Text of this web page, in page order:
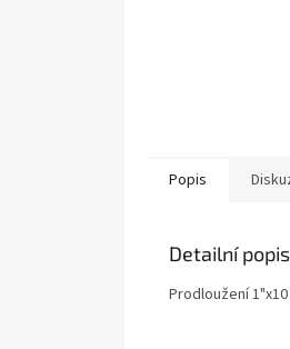
Popis
Detailní
Prodloužení 1"x10